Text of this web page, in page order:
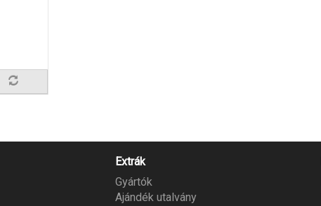
Extrák
Gyártók
Ajándék utalvány